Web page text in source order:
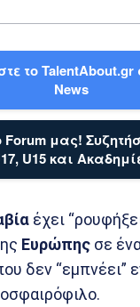
το TalentAbout.gr
News
Forum μας!
U15 και
έχει
Ευρώπης σε
δεν “εμπνέει”